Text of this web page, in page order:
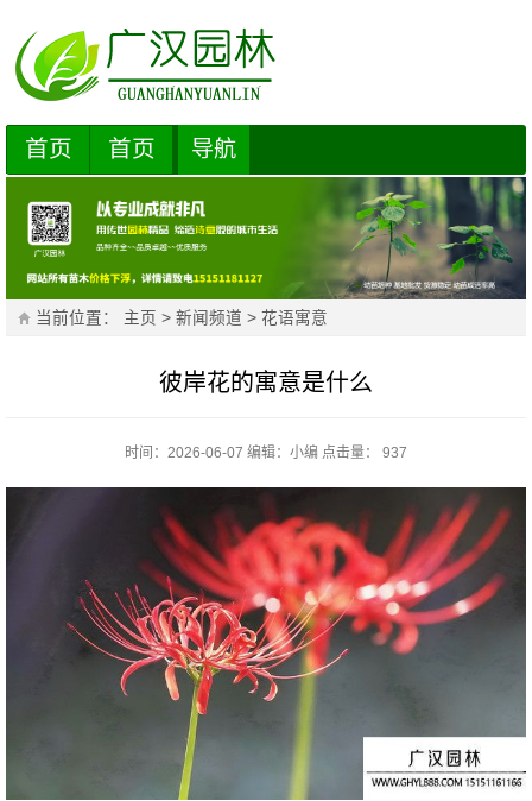
首页 首页 导航
当前位置： 主页 >新闻频道 >花语寓意
彼岸花的寓意是什么
时间：2026-06-07 编辑： 小编 点击量： 937